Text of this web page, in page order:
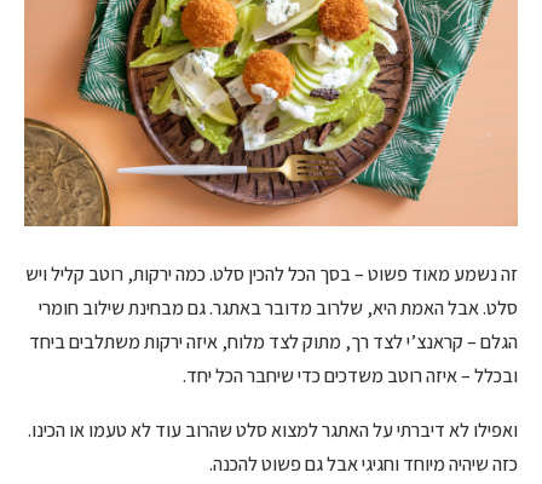
זה נשמע מאוד פשוט – בסך הכל להכין סלט. כמה ירקות, רוטב קליל ויש
סלט. אבל האמת היא, שלרוב מדובר באתגר. גם מבחינת שילוב חומרי
הגלם – קראנצ’י לצד רך, מתוק לצד מלוח, איזה ירקות משתלבים ביחד
ובכלל – איזה רוטב משדכים כדי שיחבר הכל יחד.
ואפילו לא דיברתי על האתגר למצוא סלט שהרוב עוד לא טעמו או הכינו.
כזה שיהיה מיוחד וחגיגי אבל גם פשוט להכנה.